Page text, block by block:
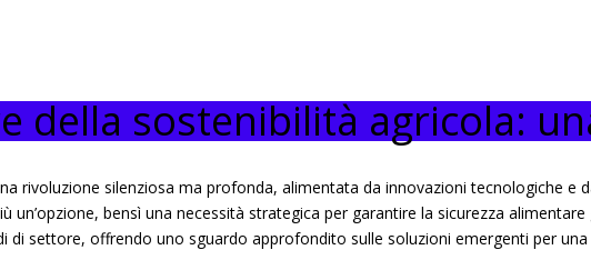
della sostenibilità agricola:
rivoluzione silenziosa ma profonda, alimentata da innovazioni tecnologiche e
bensì una necessità strategica per garantire la sicurezza
di settore, offrendo uno sguardo approfondito sulle soluzioni emergenti per